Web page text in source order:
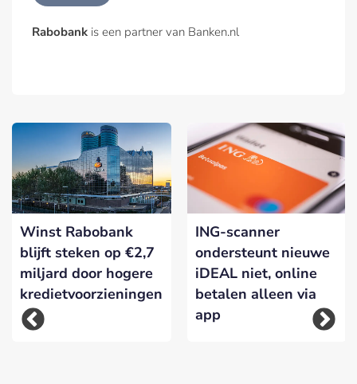
Rabobank is een partner van Banken.nl
Winst Rabobank
blijft steken op €2,7
miljard door hogere
kredietvoorzieningen
ING-scanner
ondersteunt nieuwe
iDEAL niet, online
betalen alleen via
app